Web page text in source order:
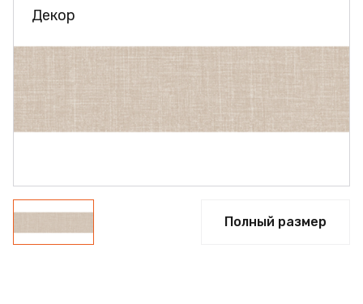
Декор
Полный размер